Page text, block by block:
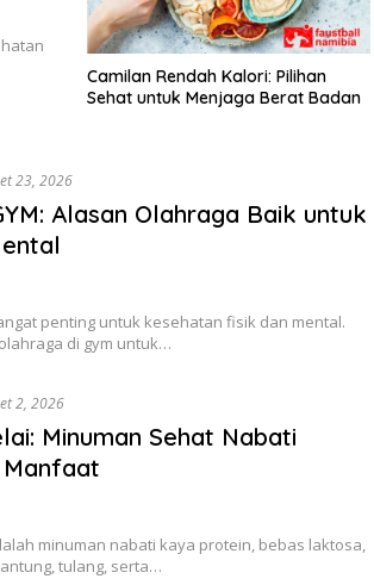
Camilan Rendah Kalori: Pilihan
Sehat untuk Menjaga Berat Badan
23, 2026
Alasan Olahraga Baik untuk
penting untuk kesehatan fisik dan mental.
di gym untuk…
2, 2026
Minuman Sehat Nabati
Manfaat
minuman nabati kaya protein, bebas laktosa,
tulang, serta…